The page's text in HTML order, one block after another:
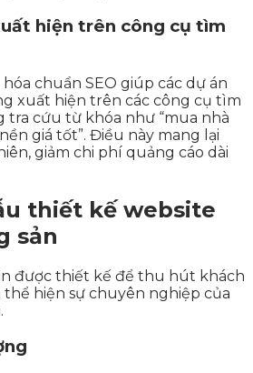
hiện trên công cụ tìm
chuẩn SEO giúp các dự án
xuất hiện trên các công cụ tìm
tra cứu từ khóa như “mua nhà
giá tốt”. Điều này mang lại
giảm chi phí quảng cáo dài
thiết kế website
sản
được thiết kế để thu hút khách
thể hiện sự chuyên nghiệp của